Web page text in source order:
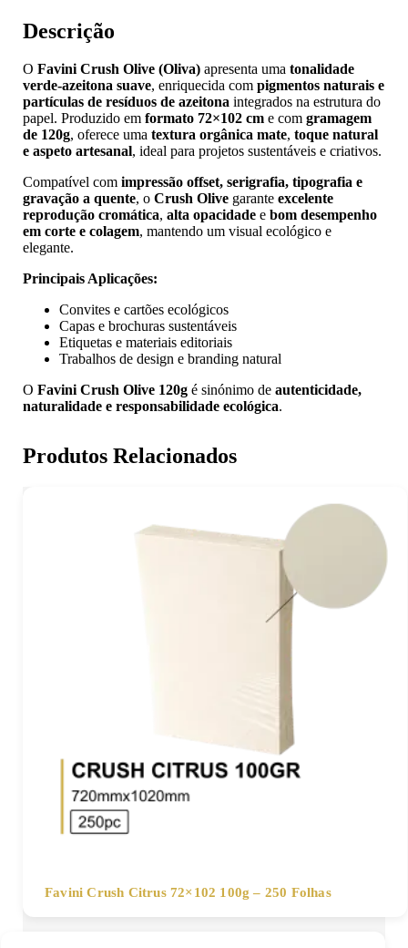
Descrição
O Favini Crush Olive (Oliva) apresenta uma tonalidade
verde-azeitona suave, enriquecida com pigmentos naturais e
partículas de resíduos de azeitona integrados na estrutura do
papel. Produzido em formato 72×102 cm e com gramagem
de 120g, oferece uma textura orgânica mate, toque natural
e aspeto artesanal, ideal para projetos sustentáveis e criativos.
Compatível com impressão offset, serigrafia, tipografia e
gravação a quente, o Crush Olive garante excelente
reprodução cromática, alta opacidade e bom desempenho
em corte e colagem, mantendo um visual ecológico e
elegante.
Principais Aplicações:
Convites e cartões ecológicos
Capas e brochuras sustentáveis
Etiquetas e materiais editoriais
Trabalhos de design e branding natural
O Favini Crush Olive 120g é sinónimo de autenticidade,
naturalidade e responsabilidade ecológica.
Produtos Relacionados
Favini Crush Citrus 72×102 100g – 250 Folhas